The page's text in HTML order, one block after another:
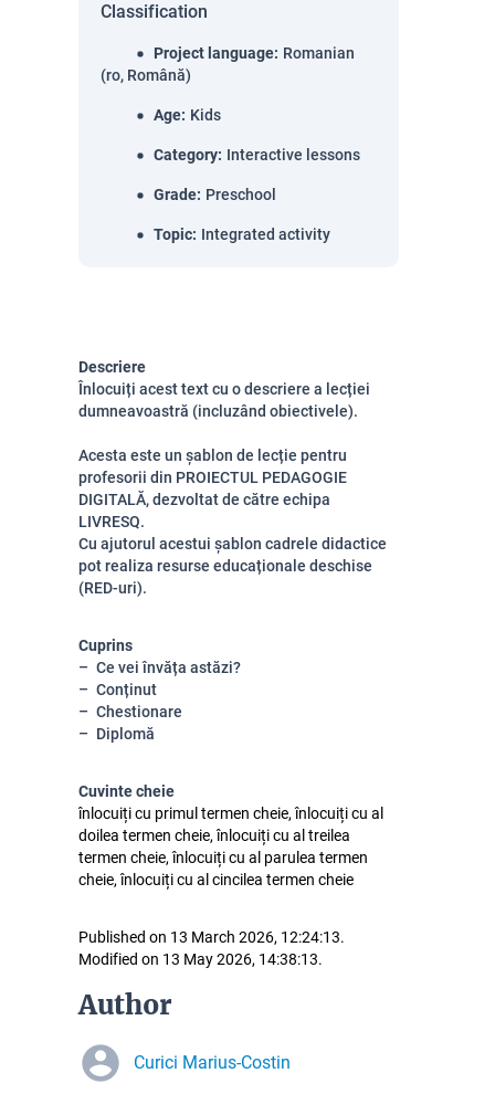
Classification
Project language: Romanian
(ro, Română)
Age: Kids
Category: Interactive lessons
Grade: Preschool
Topic: Integrated activity
Descriere
Înlocuiți acest text cu o descriere a lecției
dumneavoastră (incluzând obiectivele).
Acesta este un șablon de lecție pentru
profesorii din PROIECTUL PEDAGOGIE
DIGITALĂ, dezvoltat de către echipa
LIVRESQ.
Cu ajutorul acestui șablon cadrele didactice
pot realiza resurse educaționale deschise
(RED-uri).
Cuprins
Ce vei învăța astăzi?
Conținut
Chestionare
Diplomă
Cuvinte cheie
înlocuiți cu primul termen cheie, înlocuiți cu al
doilea termen cheie, înlocuiți cu al treilea
termen cheie, înlocuiți cu al parulea termen
cheie, înlocuiți cu al cincilea termen cheie
Published on 13 March 2026, 12:24:13.
Modified on 13 May 2026, 14:38:13.
Author
Curici Marius-Costin